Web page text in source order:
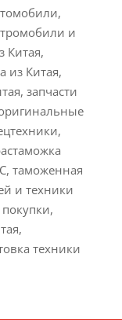
и
Китая,
из Китая,
запчасти
таможенная
и техники
техники